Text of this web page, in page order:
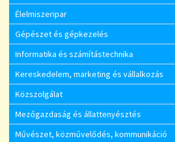
Élelmiszeripar
Gépészet és gépkezelés
Informatika és számítástechnika
Kereskedelem, marketing és vállalkozás
Közszolgálat
Mezőgazdaság és állattenyésztés
Művészet, közművelődés, kommunikáció